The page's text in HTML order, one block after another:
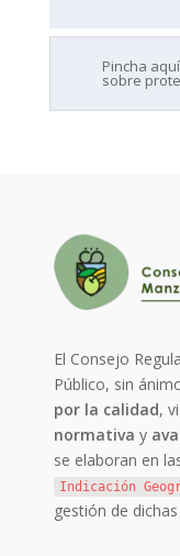
Pincha
sobre
El Consejo
Público, sin
por la calidad,
normativa y
se elaboran en
Indicación
gestión de